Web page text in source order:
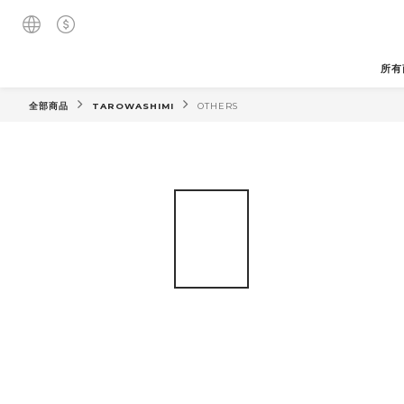
所
全部商品 TAROWASHIMI OTHERS